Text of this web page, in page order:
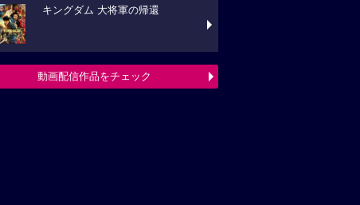
キングダム 大将軍の帰還
動画配信作品をチェック